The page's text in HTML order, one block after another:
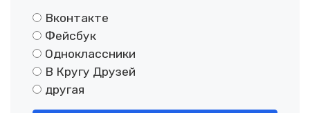
Вконтакте
Фейсбук
Одноклассники
В Кругу Друзей
другая